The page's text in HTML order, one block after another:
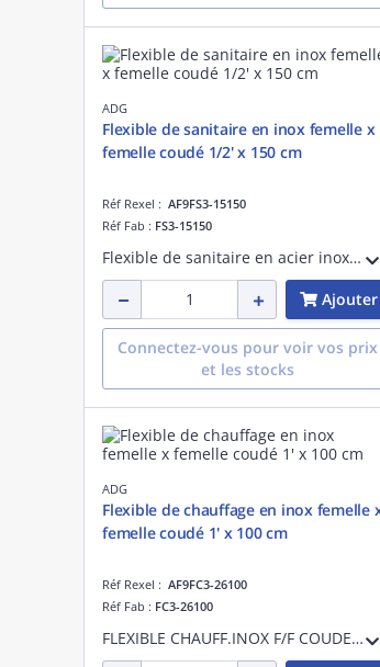
ADG
Flexible de sanitaire en inox femelle x
femelle coudé 1/2' x 150 cm
Réf Rexel : AF9FS3-15150
Réf Fab : FS3-15150
Flexible de sanitaire en acier inoxydable - PN 8 - fourni avec une patte d'accroche - femelle x femelle coudé 1/2' - longueur de 100 cm
Ajouter
Connectez-vous pour voir vos prix
et les stocks
ADG
Flexible de chauffage en inox femelle
femelle coudé 1' x 100 cm
Réf Rexel : AF9FC3-26100
Réf Fab : FC3-26100
FLEXIBLE CHAUFF.INOX F/F COUDE 1'X100 CM